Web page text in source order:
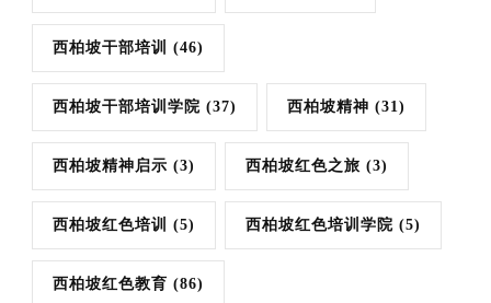
西柏坡干部培训 (46)
西柏坡干部培训学院 (37) 西柏坡精神 (31)
西柏坡精神启示 (3) 西柏坡红色之旅 (3)
西柏坡红色培训 (5) 西柏坡红色培训学院 (5)
西柏坡红色教育 (86)